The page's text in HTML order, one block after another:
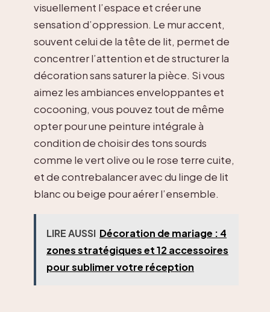
visuellement l’espace et créer une
sensation d’oppression. Le mur accent,
souvent celui de la tête de lit, permet de
concentrer l’attention et de structurer la
décoration sans saturer la pièce. Si vous
aimez les ambiances enveloppantes et
cocooning, vous pouvez tout de même
opter pour une peinture intégrale à
condition de choisir des tons sourds
comme le vert olive ou le rose terre cuite,
et de contrebalancer avec du linge de lit
blanc ou beige pour aérer l’ensemble.
LIRE AUSSI Décoration de mariage : 4
zones stratégiques et 12 accessoires
pour sublimer votre réception